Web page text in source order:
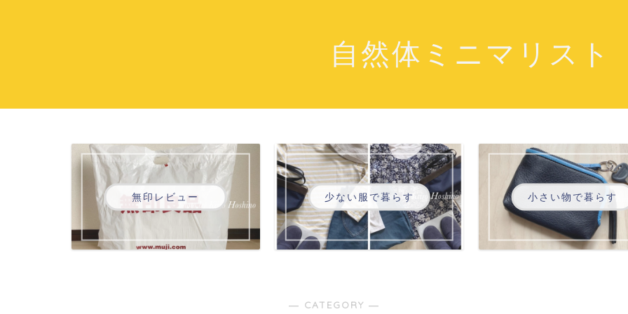
自然体ミニマリスト
無印レビュー 少ない服で暮らす 小さい物で暮らす
― CATEGORY ―